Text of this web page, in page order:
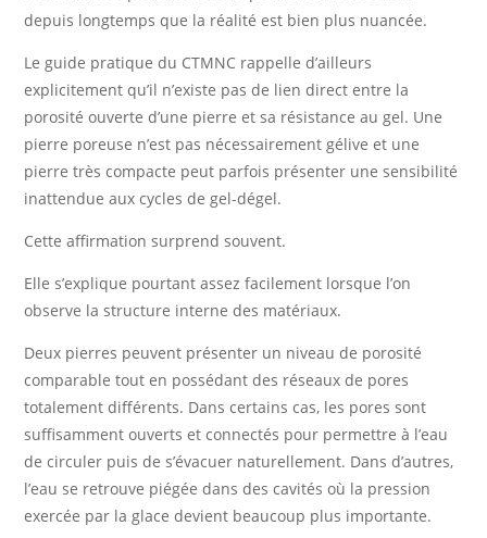
depuis longtemps que la réalité est bien plus nuancée.
Le guide pratique du CTMNC rappelle d’ailleurs
explicitement qu’il n’existe pas de lien direct entre la
porosité ouverte d’une pierre et sa résistance au gel. Une
pierre poreuse n’est pas nécessairement gélive et une
pierre très compacte peut parfois présenter une sensibilité
inattendue aux cycles de gel-dégel.
Cette affirmation surprend souvent.
Elle s’explique pourtant assez facilement lorsque l’on
observe la structure interne des matériaux.
Deux pierres peuvent présenter un niveau de porosité
comparable tout en possédant des réseaux de pores
totalement différents. Dans certains cas, les pores sont
suffisamment ouverts et connectés pour permettre à l’eau
de circuler puis de s’évacuer naturellement. Dans d’autres,
l’eau se retrouve piégée dans des cavités où la pression
exercée par la glace devient beaucoup plus importante.